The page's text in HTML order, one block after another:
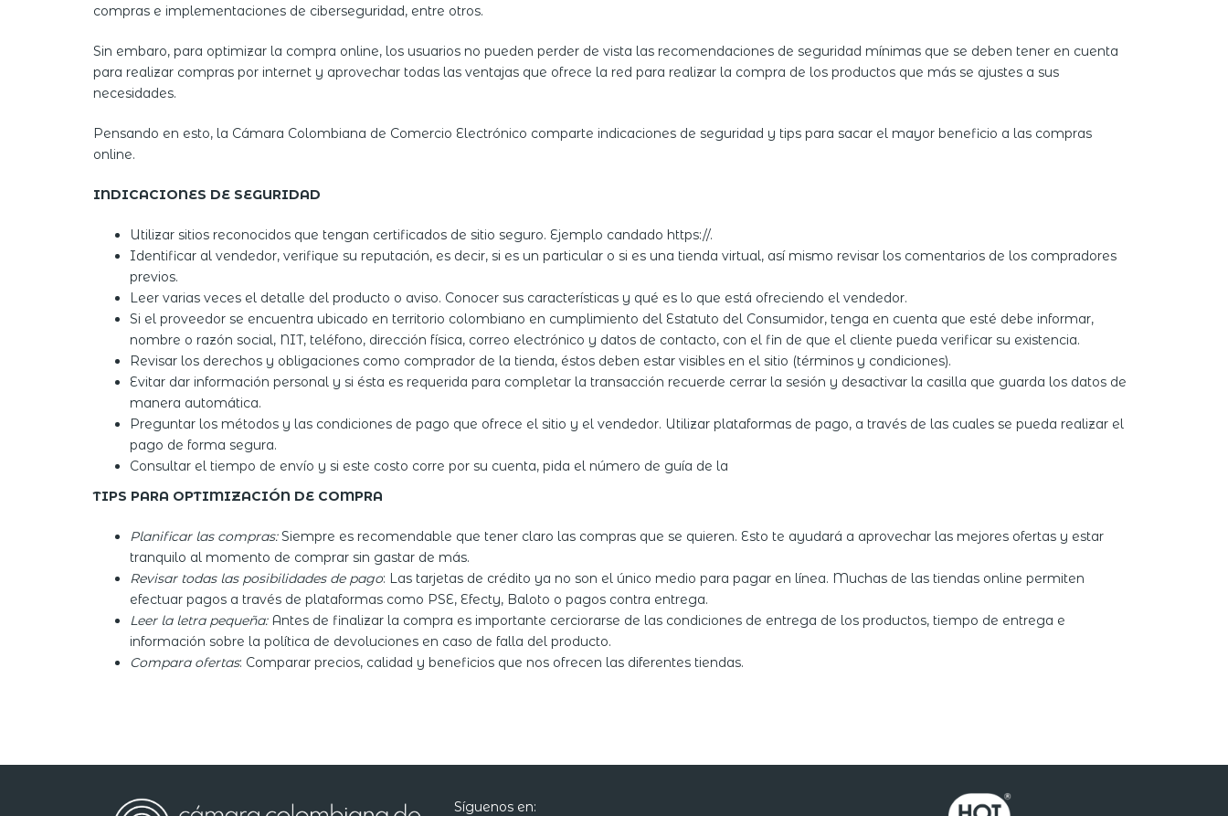
compras e implementaciones de ciberseguridad, entre otros.
Sin embaro, para optimizar la compra online, los usuarios no pueden perder de vista las recomendaciones de seguridad mínimas que se deben tener en cuenta
para realizar compras por internet y aprovechar todas las ventajas que ofrece la red para realizar la compra de los productos que más se ajustes a sus
necesidades.
Pensando en esto, la Cámara Colombiana de Comercio Electrónico comparte indicaciones de seguridad y tips para sacar el mayor beneficio a las compras
online.
INDICACIONES DE SEGURIDAD
Utilizar sitios reconocidos que tengan certificados de sitio seguro. Ejemplo candado https://.
Identificar al vendedor, verifique su reputación, es decir, si es un particular o si es una tienda virtual, así mismo revisar los comentarios de los compradores
previos.
Leer varias veces el detalle del producto o aviso. Conocer sus características y qué es lo que está ofreciendo el vendedor.
Si el proveedor se encuentra ubicado en territorio colombiano en cumplimiento del Estatuto del Consumidor, tenga en cuenta que esté debe informar,
nombre o razón social, NIT, teléfono, dirección física, correo electrónico y datos de contacto, con el fin de que el cliente pueda verificar su existencia.
Revisar los derechos y obligaciones como comprador de la tienda, éstos deben estar visibles en el sitio (términos y condiciones).
Evitar dar información personal y si ésta es requerida para completar la transacción recuerde cerrar la sesión y desactivar la casilla que guarda los datos de
manera automática.
Preguntar los métodos y las condiciones de pago que ofrece el sitio y el vendedor. Utilizar plataformas de pago, a través de las cuales se pueda realizar el
pago de forma segura.
Consultar el tiempo de envío y si este costo corre por su cuenta, pida el número de guía de la
TIPS PARA OPTIMIZACIÓN DE COMPRA
Planificar las compras:Siempre es recomendable que tener claro las compras que se quieren. Esto te ayudará a aprovechar las mejores ofertas y estar
tranquilo al momento de comprar sin gastar de más.
Revisar todas las posibilidades de pago: Las tarjetas de crédito ya no son el único medio para pagar en línea. Muchas de las tiendas online permiten
efectuar pagos a través de plataformas como PSE, Efecty, Baloto o pagos contra entrega.
Leer la letra pequeña:Antes de finalizar la compra es importante cerciorarse de las condiciones de entrega de los productos, tiempo de entrega e
información sobre la política de devoluciones en caso de falla del producto.
Compara ofertas: Comparar precios, calidad y beneficios que nos ofrecen las diferentes tiendas.
Síguenos en: